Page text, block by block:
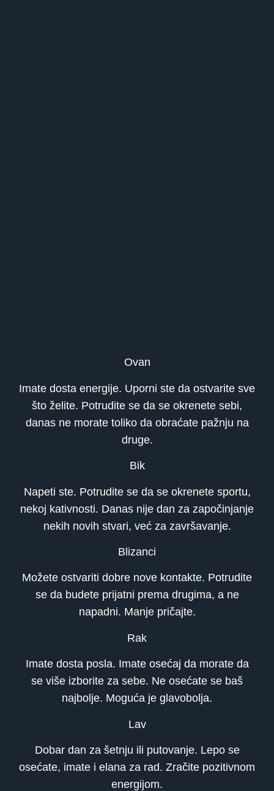
Ovan
Imate dosta energije. Uporni ste da ostvarite sve
što želite. Potrudite se da se okrenete sebi,
danas ne morate toliko da obraćate pažnju na
druge.
Bik
Napeti ste. Potrudite se da se okrenete sportu,
nekoj kativnosti. Danas nije dan za započinjanje
nekih novih stvari, već za završavanje.
Blizanci
Možete ostvariti dobre nove kontakte. Potrudite
se da budete prijatni prema drugima, a ne
napadni. Manje pričajte.
Rak
Imate dosta posla. Imate osećaj da morate da
se više izborite za sebe. Ne osećate se baš
najbolje. Moguća je glavobolja.
Lav
Dobar dan za šetnju ili putovanje. Lepo se
osećate, imate i elana za rad. Zračite pozitivnom
energijom.